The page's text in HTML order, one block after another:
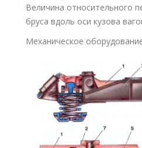
Величина относительного
бруса вдоль оси кузова
Механическое